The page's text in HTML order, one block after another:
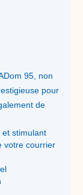
95, non
pour
de
et stimulant
votre courrier